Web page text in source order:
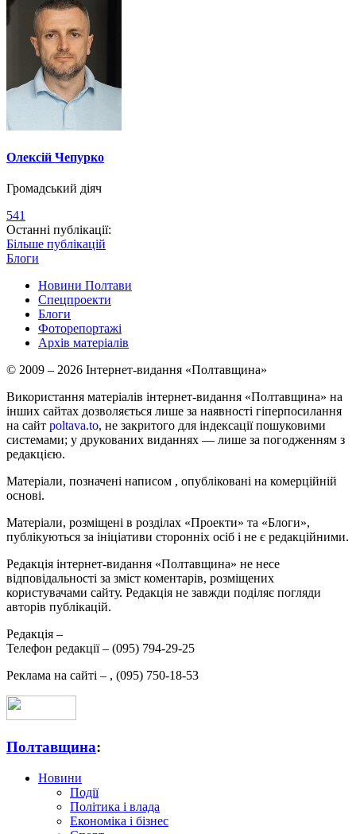
Олексій Чепурко
Громадський діяч
541
Останні публікації:
Більше публікацій
Блоги
Новини Полтави
Спецпроекти
Блоги
Фоторепортажі
Архів матеріалів
© 2009 – 2026 Інтернет-видання «Полтавщина»
Використання матеріалів інтернет-видання «Полтавщина» на
інших сайтах дозволяється лише за наявності гіперпосилання
на сайт poltava.to, не закритого для індексації пошуковими
системами; у друкованих виданнях — лише за погодженням з
редакцією.
Матеріали, позначені написом , опубліковані на комерційній
основі.
Матеріали, розміщені в розділах «Проекти» та «Блоги»,
публікуються за ініціативи сторонніх осіб і не є редакційними.
Редакція інтернет-видання «Полтавщина» не несе
відповідальності за зміст коментарів, розміщених
користувачами сайту. Редакція не завжди поділяє погляди
авторів публікацій.
Редакція –
Телефон редакції – (095) 794-29-25
Реклама на сайті – , (095) 750-18-53
Полтавщина:
Новини
Події
Політика і влада
Економіка і бізнес